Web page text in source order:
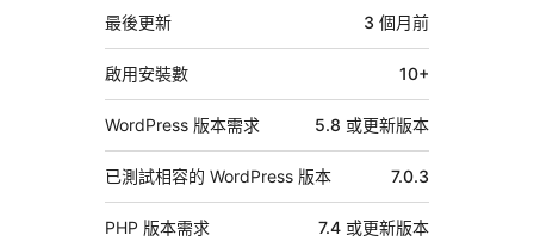
資
料
最後更新 3 個月前
啟用安裝數 10+
WordPress 版本需求 5.8 或更新版本
已測試相容的 WordPress 版本 7.0.3
PHP 版本需求 7.4 或更新版本